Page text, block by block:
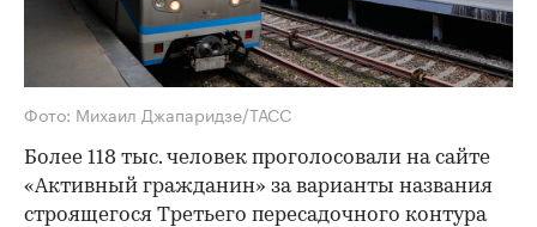
Фото: Михаил Джапаридзе/ТАСС
Более 118 тыс. человек проголосовали на сайте
«Активный гражданин» за варианты названия
строящегося Третьего пересадочного контура